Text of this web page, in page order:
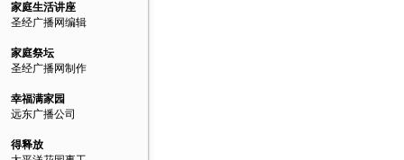
家庭生活讲座
圣经广播网编辑
家庭祭坛
圣经广播网制作
幸福满家园
远东广播公司
得释放